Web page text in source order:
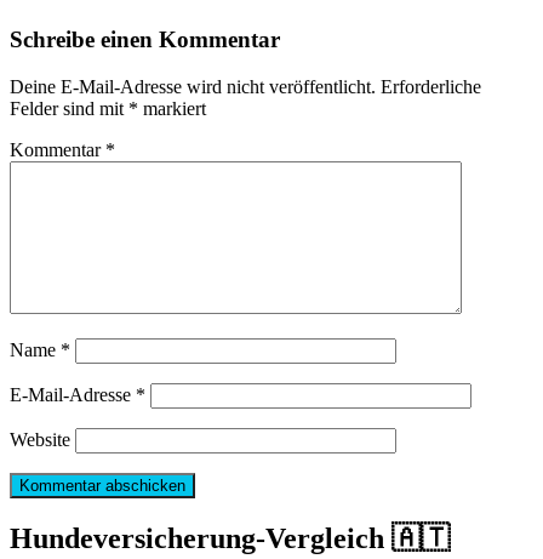
Schreibe einen Kommentar
Deine E-Mail-Adresse wird nicht veröffentlicht. Erforderliche
Felder sind mit * markiert
Kommentar *
Name *
E-Mail-Adresse *
Website
Hundeversicherung-Vergleich 🇦🇹